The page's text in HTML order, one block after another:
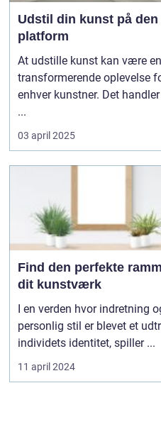
Udstil din kunst på den
platform
At udstille kunst kan være en
transformerende oplevelse
enhver kunstner. Det
...
03 april 2025
Find den perfekte
dit kunstværk
I en verden hvor indretning
personlig stil er blevet et
individets identitet, spiller ...
11 april 2024